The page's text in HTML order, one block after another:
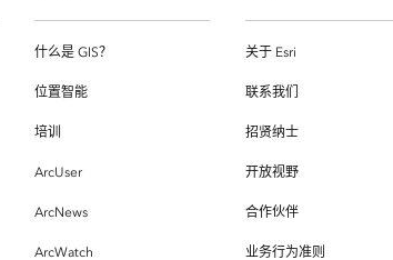
什么是 GIS？
位置智能
培训
ArcUser
ArcNews
ArcWatch
关于 Esri
联系我们
招贤纳士
开放视野
合作伙伴
业务行为准则